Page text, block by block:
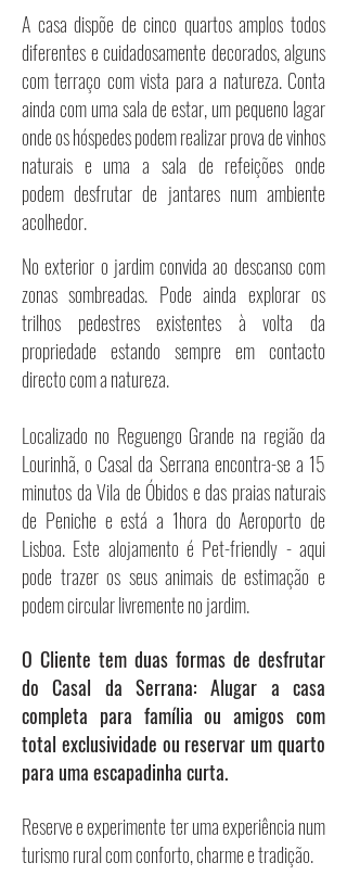
A casa dispõe de cinco quartos amplos todos
diferentes e cuidadosamente decorados, alguns
com terraço com vista para a natureza. Conta
ainda com uma sala de estar, um pequeno lagar
onde os hóspedes podem realizar prova de vinhos
naturais e uma a sala de refeições onde
podemdesfrutar de jantaresnum ambiente
acolhedor.
No exterior o jardim convida ao descanso com
zonas sombreadas. Pode ainda explorar os
trilhos pedestres existentes à volta da
propriedade estando sempre em contacto
directo com a natureza.
Localizado no Reguengo Grande na região da
Lourinhã, o Casal da Serrana encontra-se a 15
minutos da Vila de Óbidos e das praias naturais
de Peniche e está a 1hora do Aeroporto de
Lisboa. Este alojamento é Pet-friendly - aqui
pode trazer os seus animais deestimação e
podem circular livremente no jardim.
O Cliente tem duas formas de desfrutar
do Casal da Serrana: Alugar a casa
completa para família ou amigos com
total exclusividade ou reservar um quarto
para uma escapadinha curta.
Reserve e experimente ter uma experiência num
turismo rural com conforto, charme e tradição.